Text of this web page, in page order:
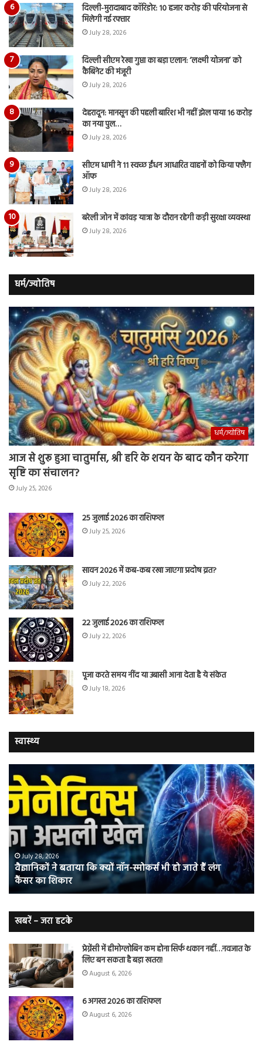
दिल्ली-मुरादाबाद कॉरिडोर: 10 हजार करोड़ की परियोजना से
मिलेगी नई रफ्तार
July 28, 2026
दिल्ली सीएम रेखा गुप्ता का बड़ा एलान: ‘लक्ष्मी योजना’ को
कैबिनेट की मंजूरी
July 28, 2026
देहरादून: मानसून की पहली बारिश भी नहीं झेल पाया 16 करोड़
का नया पुल…
July 28, 2026
सीएम धामी ने 11 स्वच्छ ईंधन आधारित वाहनों को किया फ्लैग
ऑफ
July 28, 2026
बरेली जोन में कांवड़ यात्रा के दौरान रहेगी कड़ी सुरक्षा व्यवस्था
July 28, 2026
धर्म/ज्योतिष
धर्म/ज्योतिष
आज से शुरू हुआ चातुर्मास, श्री हरि के शयन के बाद कौन करेगा
सृष्टि का संचालन?
July 25, 2026
25 जुलाई 2026 का राशिफल
July 25, 2026
सावन 2026 में कब-कब रखा जाएगा प्रदोष व्रत?
July 22, 2026
22 जुलाई 2026 का राशिफल
July 22, 2026
पूजा करते समय नींद या उबासी आना देता है ये संकेत
July 18, 2026
स्वास्थ्य
ने
बताया
कि
क्यों
नॉन-
स्मोकर्स
भी
जाते
हैं
कैंसर का
शिकार
July 28, 2026
वैज्ञानिकों ने बताया कि क्यों नॉन-स्मोकर्स भी हो जाते हैं लंग
कैंसर का शिकार
में
की
खबरें – जरा हटके
प्रेग्नेंसी में हीमोग्लोबिन कम होना सिर्फ थकान नहीं…नवजात के
लिए बन सकता है बड़ा खतरा!
August 6, 2026
6 अगस्त 2026 का राशिफल
August 6, 2026